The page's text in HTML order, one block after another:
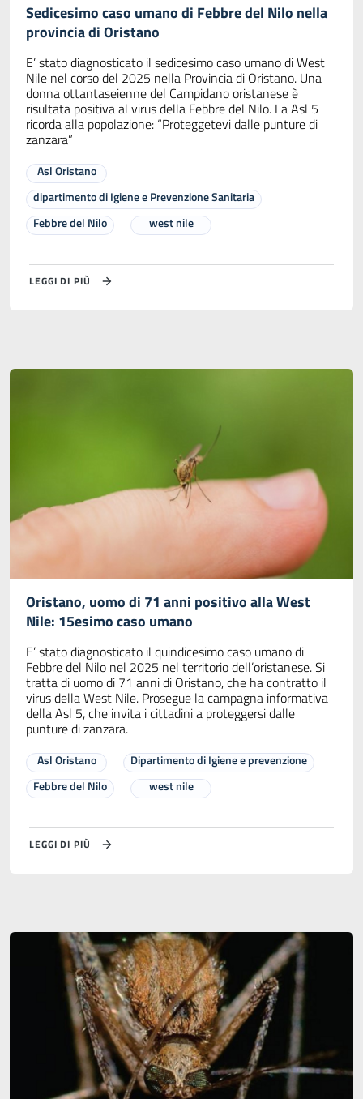
Sedicesimo caso umano di Febbre del Nilo nella
provincia di Oristano
E’ stato diagnosticato il sedicesimo caso umano di West
Nile nel corso del 2025 nella Provincia di Oristano. Una
donna ottantaseienne del Campidano oristanese è
risultata positiva al virus della Febbre del Nilo. La Asl 5
ricorda alla popolazione: “Proteggetevi dalle punture di
zanzara”
Asl Oristano
dipartimento di Igiene e Prevenzione Sanitaria
Febbre del Nilo
west nile
LEGGI DI PIÙ
Oristano, uomo di 71 anni positivo alla West
Nile: 15esimo caso umano
E’ stato diagnosticato il quindicesimo caso umano di
Febbre del Nilo nel 2025 nel territorio dell’oristanese. Si
tratta di uomo di 71 anni di Oristano, che ha contratto il
virus della West Nile. Prosegue la campagna informativa
della Asl 5, che invita i cittadini a proteggersi dalle
punture di zanzara.
Asl Oristano
Dipartimento di Igiene e prevenzione
Febbre del Nilo
west nile
LEGGI DI PIÙ